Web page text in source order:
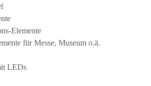
Elemente
für Messe, Museum o.ä.
LEDs